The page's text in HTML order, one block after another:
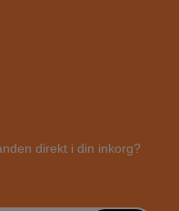
direkt i din inkorg?